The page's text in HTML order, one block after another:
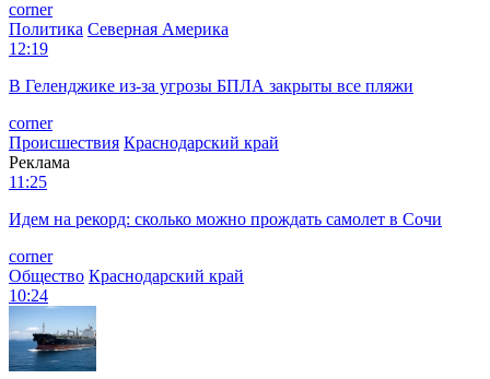
corner
Политика Северная Америка
12:19
В Геленджике из-за угрозы БПЛА закрыты все пляжи
corner
Происшествия Краснодарский край
Реклама
11:25
Идем на рекорд: сколько можно прождать самолет в Сочи
corner
Общество Краснодарский край
10:24